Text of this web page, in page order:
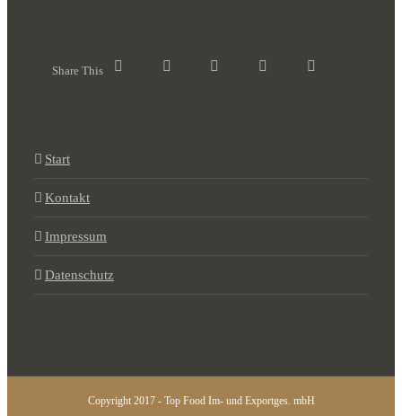
Share This
Start
Kontakt
Impressum
Datenschutz
Copyright 2017 - Top Food Im- und Exportges. mbH